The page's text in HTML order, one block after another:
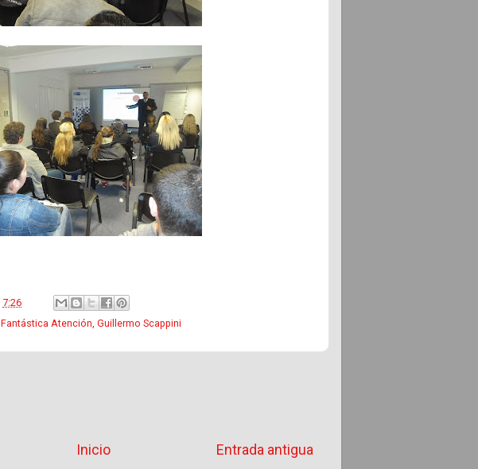
7:26
Fantástica Atención, Guillermo Scappini
Entrada antigua
Inicio